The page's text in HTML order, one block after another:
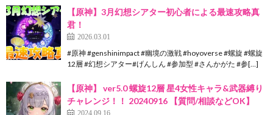
【原神】3月幻想シアター初心者による最速攻略真
君！
2026.03.01
#原神 #genshinimpact #幽境の激戦 #hoyoverse #螺旋 #螺旋
12層 #幻想シアター#げんしん #参加型 #さんかがた #参[…]
【原神】 ver5.0 螺旋12層 星4女性キャラ&武器縛り
チャレンジ！！ 20240916 【質問/相談などOK】
2024.09.16